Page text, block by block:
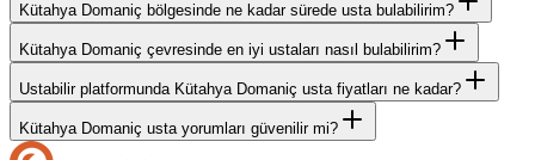
Kütahya Domaniç bölgesinde ne kadar sürede usta bulabilirim?
Kütahya Domaniç çevresinde en iyi ustaları nasıl bulabilirim?
Ustabilir platformunda Kütahya Domaniç usta fiyatları ne kadar?
Kütahya Domaniç usta yorumları güvenilir mi?